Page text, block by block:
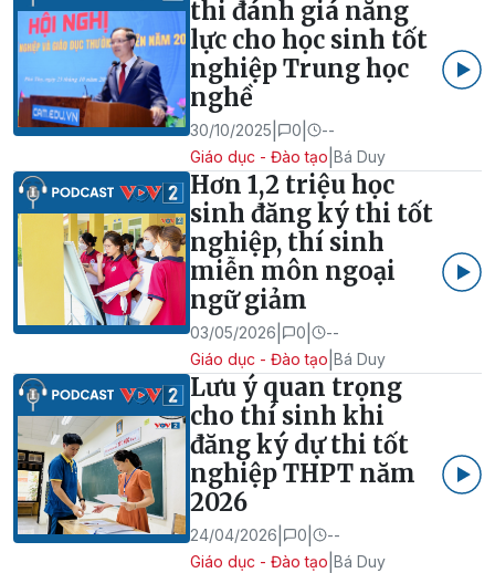
thi đánh giá năng
lực cho học sinh tốt
nghiệp Trung học
nghề
30/10/2025 0
--
Giáo dục - Đào tạo Bá Duy
Hơn 1,2 triệu học
sinh đăng ký thi tốt
nghiệp, thí sinh
miễn môn ngoại
ngữ giảm
03/05/2026 0
--
Giáo dục - Đào tạo Bá Duy
Lưu ý quan trọng
cho thí sinh khi
đăng ký dự thi tốt
nghiệp THPT năm
2026
24/04/2026 0
--
Giáo dục - Đào tạo Bá Duy